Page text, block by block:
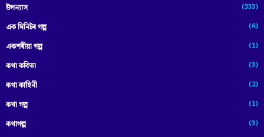
উপন্যাস (333)
এক মিনিটৰ গল্প (6)
একশৰীয়া গল্প (1)
কথা কবিতা (3)
কথা কাহিনী (2)
কথা গল্প (1)
কথাগল্প (3)